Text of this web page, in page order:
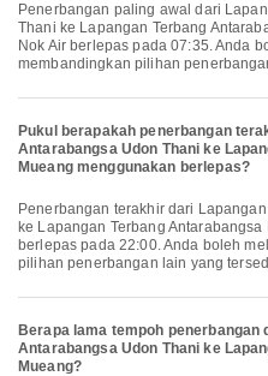
Penerbangan paling awal dari Lapangan Terbang Antarabangsa Udon
Thani ke Lapangan Terbang
Nok Air berlepas pada 07:35. Anda
membandingkan pilihan
Pukul berapakah penerbangan
Antarabangsa Udon Thani ke
Mueang menggunakan berlepas?
Penerbangan terakhir dari Lapangan Terbang Antarabangsa Udon Thani
ke Lapangan Terbang
berlepas pada 22:00. Anda boleh
pilihan penerbangan lain yang
Berapa lama tempoh penerbangan
Antarabangsa Udon Thani ke
Mueang?